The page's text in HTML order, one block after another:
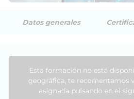
Datos generales
Esta formación no está
geográfica, te recomentamos
asignada pulsando en el